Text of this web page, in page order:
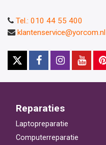
Tel.: 010 44 55 400
klantenservice@yorcom.nl
Reparaties
Laptopreparatie
Computerreparatie